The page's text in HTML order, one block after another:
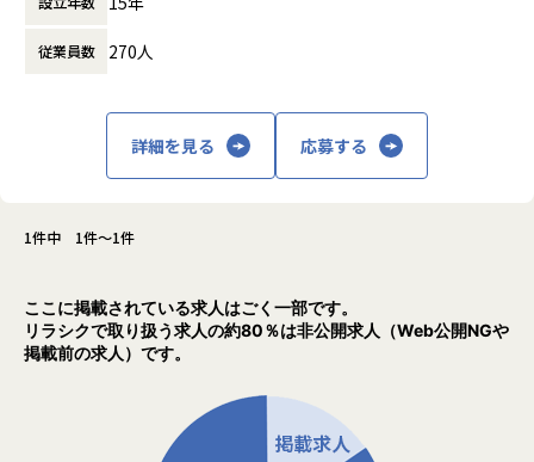
行政職員や地域に提供し、地域の発展を支援することをミッ
【急成長するパブリテック事業】
2019年1月より事業を開始したパブリテック事業は、弊社の
ふるさとチョイス以外の新規事業として、第2の中核事業と
ります。
すと、どのようなプロダクトを取り扱っているかについての
イメージが沸きやすいかと思います。
自治体専用ビジネスチャットを導入し、「対話」の組織文化
休憩時間： 60分
従業員数 270人
詳細を見る 応募する
1件中 1件～1件
ここに掲載されている求人はごく一部です。
リラシクで取り扱う求人の約80％は非公開求人（Web公開NGや
掲載前の求人）です。